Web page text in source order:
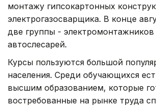
монтажу гипсокартонных
электрогазосварщика. В конце
две группы - электромонтажников
автослесарей.
Курсы пользуются большой
населения. Среди обучающихся
высшим образованием, которые
востребованные на рынке труда